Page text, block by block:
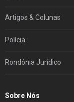
Artigos & Colunas
Polícia
Rondônia Jurídico
Sobre Nós